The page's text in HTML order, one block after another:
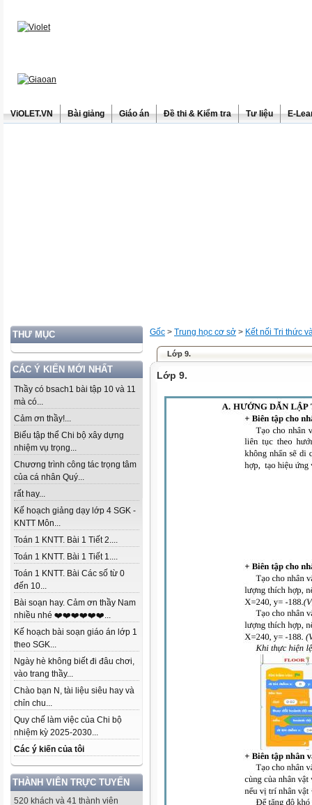
ViOLET.VN Bài giảng Giáo án Đề thi & Kiểm tra Tư liệu E-
THƯ MỤC
CÁC Ý KIẾN MỚI NHẤT
Thầy có bsach1 bài tập 10 và 11
mà có...
Cảm ơn thầy!...
Biểu tập thể Chi bộ xây dựng
nhiệm vụ trọng...
Chương trình công tác trọng tâm
của cá nhân Quý...
rất hay...
Kế hoạch giảng dạy lớp 4 SGK -
KNTT Môn...
Toán 1 KNTT. Bài 1 Tiết 2....
Toán 1 KNTT. Bài 1 Tiết 1....
Toán 1 KNTT. Bài Các số từ 0
đến 10...
Bài soạn hay. Cảm ơn thầy Nam
nhiều nhé ❤️❤️❤️❤️❤️❤️...
Kế hoạch bài soạn giáo án lớp 1
theo SGK...
Ngày hè không biết đi đâu chơi,
vào trang thầy...
Chào bạn N, tài liệu siêu hay và
chỉn chu...
Quy chế làm việc của Chi bộ
nhiệm kỳ 2025-2030...
Các ý kiến của tôi
THÀNH VIÊN TRỰC TUYẾN
520 khách và 41 thành viên
Gốc > Trung học cơ sở > Kết nối Tri thức
Lớp 9.
Lớp 9.